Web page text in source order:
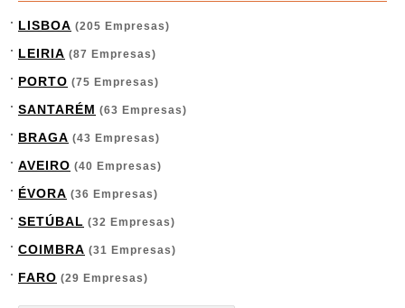
LISBOA (205 Empresas)
LEIRIA (87 Empresas)
PORTO (75 Empresas)
SANTARÉM (63 Empresas)
BRAGA (43 Empresas)
AVEIRO (40 Empresas)
ÉVORA (36 Empresas)
SETÚBAL (32 Empresas)
COIMBRA (31 Empresas)
FARO (29 Empresas)